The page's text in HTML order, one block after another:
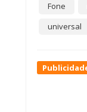
Fone
universal